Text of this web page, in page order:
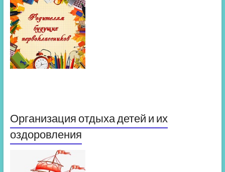
Организация отдыха детей и их
оздоровления